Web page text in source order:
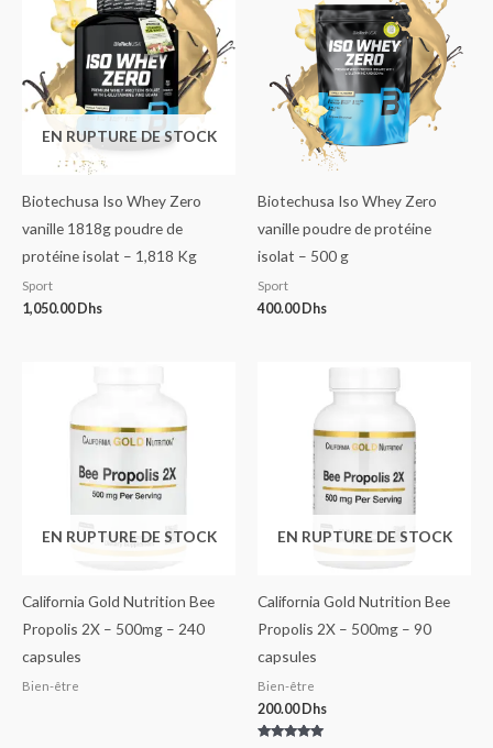
EN RUPTURE DE STOCK
Biotechusa Iso Whey Zero
vanille 1818g poudre de
protéine isolat – 1,818 Kg
Sport
1,050.00 Dhs
Biotechusa Iso Whey Zero
vanille poudre de protéine
isolat – 500 g
Sport
400.00 Dhs
EN RUPTURE DE STOCK
California Gold Nutrition Bee
Propolis 2X – 500mg – 240
capsules
Bien-être
EN RUPTURE DE STOCK
California Gold Nutrition Bee
Propolis 2X – 500mg – 90
capsules
Bien-être
200.00 Dhs